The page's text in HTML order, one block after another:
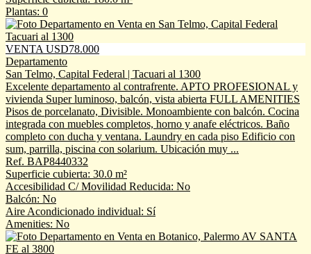
Plantas: 0
VENTA USD78.000
Departamento
San Telmo, Capital Federal | Tacuari al 1300
Excelente departamento al contrafrente. APTO PROFESIONAL y
vivienda Super luminoso, balcón, vista abierta FULL AMENITIES
Pisos de porcelanato, Divisible. Monoambiente con balcón. Cocina
integrada con muebles completos, horno y anafe eléctricos. Baño
completo con ducha y ventana. Laundry en cada piso Edificio con
sum, parrilla, piscina con solarium. Ubicación muy ...
Ref. BAP8440332
Superficie cubierta: 30.0 m²
Accesibilidad C/ Movilidad Reducida: No
Balcón: No
Aire Acondicionado individual: Sí
Amenities: No